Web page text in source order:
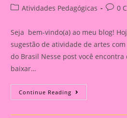
author:
published:
PostAtividades Pedagógicas
Post0
Seja bem-vindo(a) ao meu blog!
sugestão de atividade de artes
do Brasil Nesse post você encontra
baixar…
Continue Reading Atividade
De
Com